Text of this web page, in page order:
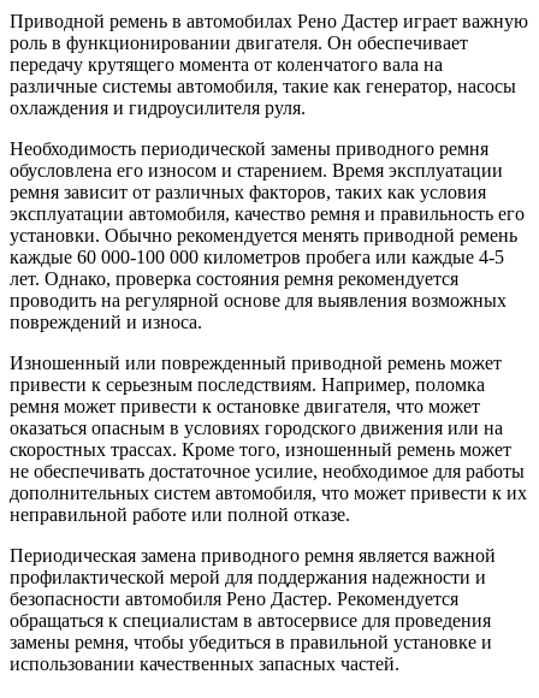
Приводной ремень в автомобилах Рено Дастер играет важную
роль в функционировании двигателя. Он обеспечивает
передачу крутящего момента от коленчатого вала на
различные системы автомобиля, такие как генератор, насосы
охлаждения и гидроусилителя руля.
Необходимость периодической замены приводного ремня
обусловлена его износом и старением. Время эксплуатации
ремня зависит от различных факторов, таких как условия
эксплуатации автомобиля, качество ремня и правильность его
установки. Обычно рекомендуется менять приводной ремень
каждые 60 000-100 000 километров пробега или каждые 4-5
лет. Однако, проверка состояния ремня рекомендуется
проводить на регулярной основе для выявления возможных
повреждений и износа.
Изношенный или поврежденный приводной ремень может
привести к серьезным последствиям. Например, поломка
ремня может привести к остановке двигателя, что может
оказаться опасным в условиях городского движения или на
скоростных трассах. Кроме того, изношенный ремень может
не обеспечивать достаточное усилие, необходимое для работы
дополнительных систем автомобиля, что может привести к их
неправильной работе или полной отказе.
Периодическая замена приводного ремня является важной
профилактической мерой для поддержания надежности и
безопасности автомобиля Рено Дастер. Рекомендуется
обращаться к специалистам в автосервисе для проведения
замены ремня, чтобы убедиться в правильной установке и
использовании качественных запасных частей.